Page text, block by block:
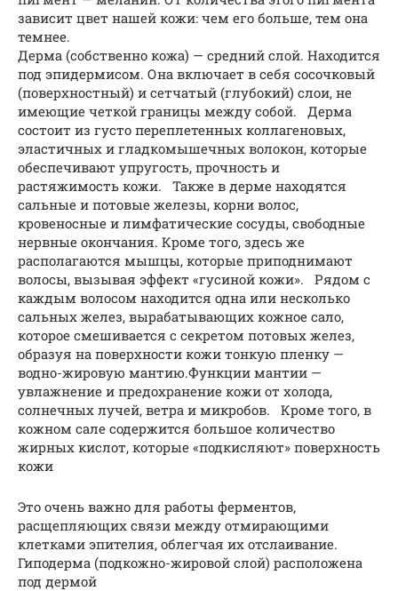
зависит цвет нашей кожи: чем его больше, тем она
темнее.
Дерма (собственно кожа) — средний слой. Находится
под эпидермисом. Она включает в себя сосочковый
(поверхностный) и сетчатый (глубокий) слои, не
имеющие четкой границы между собой. Дерма
состоит из густо переплетенных коллагеновых,
эластичных и гладкомышечных волокон, которые
обеспечивают упругость, прочность и
растяжимость кожи. Также в дерме находятся
сальные и потовые железы, корни волос,
кровеносные и лимфатические сосуды, свободные
нервные окончания. Кроме того, здесь же
располагаются мышцы, которые приподнимают
волосы, вызывая эффект «гусиной кожи». Рядом с
каждым волосом находится одна или несколько
сальных желез, вырабатывающих кожное сало,
которое смешивается с секретом потовых желез,
образуя на поверхности кожи тонкую пленку —
водно-жировую мантию.Функции мантии —
увлажнение и предохранение кожи от холода,
солнечных лучей, ветра и микробов. Кроме того, в
кожном сале содержится большое количество
жирных кислот, которые «подкисляют» поверхность
кожи
Это очень важно для работы ферментов,
расщепляющих связи между отмирающими
клетками эпителия, облегчая их отслаивание.
Гиподерма (подкожно-жировой слой) расположена
под дермой